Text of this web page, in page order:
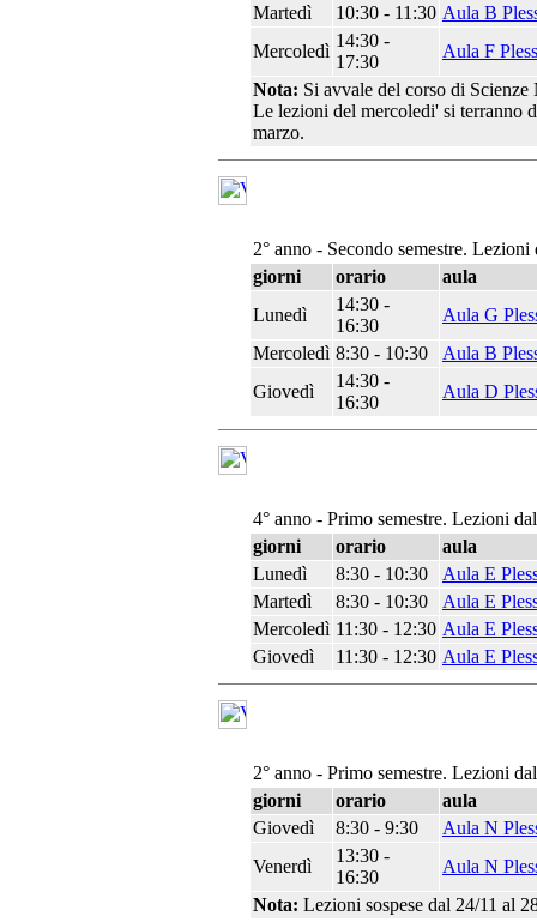
Martedì
10:30 - 11:30 Aula B
Mercoledì
14:30 -
17:30
Aula F
Nota: Si avvale del corso di Scienze
Le lezioni del mercoledi' si terranno
marzo.
2° anno - Secondo semestre.
giorni
orario
aula
Lunedì
14:30 -
16:30
Aula G
Mercoledì 8:30 - 10:30
Aula B
Giovedì
14:30 -
16:30
Aula D
4° anno - Primo semestre. Lezioni
giorni
orario
aula
Lunedì
8:30 - 10:30
Aula E
Martedì
8:30 - 10:30
Aula E
Mercoledì 11:30 - 12:30 Aula E
Giovedì
11:30 - 12:30 Aula E
2° anno - Primo semestre. Lezioni
giorni
orario
aula
Giovedì
8:30 - 9:30
Aula N
Venerdì
13:30 -
16:30
Aula N
Nota: Lezioni sospese dal 24/11 al